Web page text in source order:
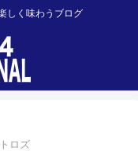
しく味わうブログ
ロズ